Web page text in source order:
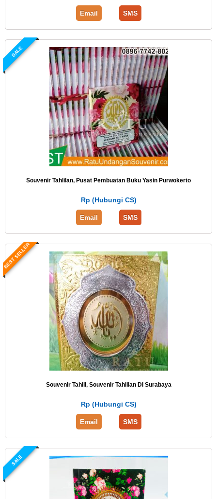
Email SMS
SALE
Souvenir Tahlilan, Pusat Pembuatan Buku Yasin Purwokerto
Rp (Hubungi CS)
Email SMS
BEST SELLER
Souvenir Tahlil, Souvenir Tahlilan Di Surabaya
Rp (Hubungi CS)
Email SMS
SALE